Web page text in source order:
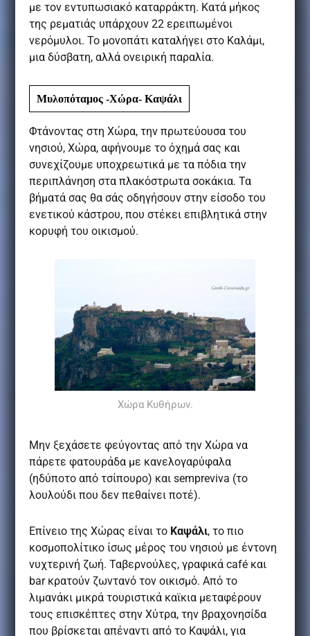
με τον εντυπωσιακό καταρράκτη. Κατά μήκος
της ρεματιάς υπάρχουν 22 ερειπωμένοι
νερόμυλοι. Το μονοπάτι καταλήγει στο Καλάμι,
μια δύσβατη, αλλά ονειρική παραλία.
Μυλοπόταμος -Χώρα- Καψάλι
Φτάνοντας στη Χώρα, την πρωτεύουσα του
νησιού, Χώρα, αφήνουμε το όχημά σας και
συνεχίζουμε υποχρεωτικά με τα πόδια την
περιπλάνηση στα πλακόστρωτα σοκάκια. Τα
βήματά σας θα σάς οδηγήσουν στην είσοδο του
ενετικού κάστρου, που στέκει επιβλητικά στην
κορυφή του οικισμού.
Χώρα Κυθήρων.
Μην ξεχάσετε φεύγοντας από την Χώρα να
πάρετε φατουράδα με κανελογαρύφαλα
(ηδύποτο από τσίπουρο) καιsempreviva (το
λουλούδι που δεν πεθαίνει ποτέ).
Επίνειο της Χώρας είναι το Καψάλι, το πιο
κοσμοπολίτικο ίσως μέρος του νησιού με έντονη
νυχτερινή ζωή. Ταβερνούλες, γραφικάcafé και
bar κρατούν ζωντανό τον οικισμό. Από το
λιμανάκι μικρά τουριστικά καϊκια μεταφέρουν
τους επισκέπτες στην Χύτρα, την βραχονησίδα
που βρίσκεται απέναντι από το Καψάλι, για